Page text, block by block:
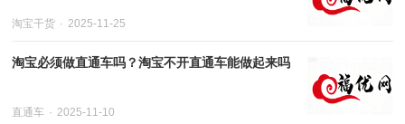
淘宝干货 2025-11-25
淘宝必须做直通车吗？淘宝不开直通车能做起来吗
直通车 2025-11-10